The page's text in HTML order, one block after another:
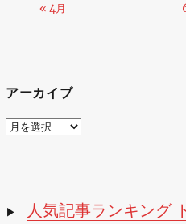
« 4月
アーカイブ
ア
▶
人気記事ランキング